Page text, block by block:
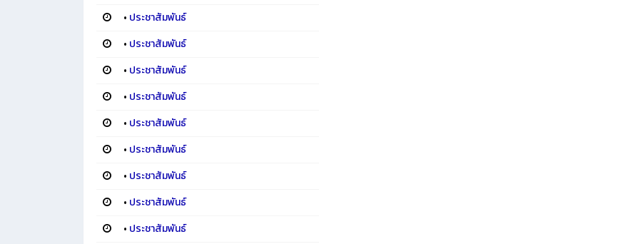
• ประชาสัมพันธ์
• ประชาสัมพันธ์
• ประชาสัมพันธ์
• ประชาสัมพันธ์
• ประชาสัมพันธ์
• ประชาสัมพันธ์
• ประชาสัมพันธ์
• ประชาสัมพันธ์
• ประชาสัมพันธ์